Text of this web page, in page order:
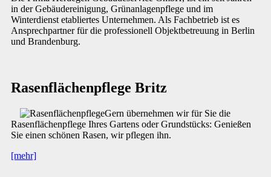
in der Gebäudereinigung, Grünanlagenpflege und im
Winterdienst etabliertes Unternehmen. Als Fachbetrieb ist es
Ansprechpartner für die professionell Objektbetreuung in Berlin
und Brandenburg.
Rasenflächenpflege Britz
Gern übernehmen wir für Sie die
Rasenflächenpflege Ihres Gartens oder Grundstücks: Genießen
Sie einen schönen Rasen, wir pflegen ihn.
[mehr]